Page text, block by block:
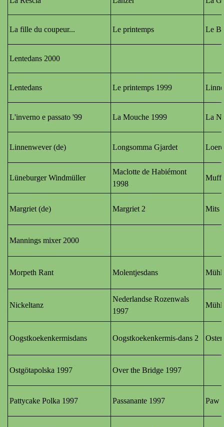
La fille du coupeur... Le printemps Le
Lentedans 2000
Lentedans Le printemps 1999
L'inverno e passato '99 La Mouche 1999 La
Linnenwever (de) Longsomma Gjardet
Lüneburger Windmüller
Maclotte de Habiémont
1998
Margriet (de) Margriet 2 Mits
Mannings mixer 2000
Morpeth Rant Molentjesdans
Nickeltanz
Nederlandse Rozenwals
1997
Oogstkoekenkermisdans Oogstkoekenkermis-dans 2 O
Ostgötapolska 1997 Over the Bridge 1997
Pattycake Polka 1997 Passanante 1997 Paw